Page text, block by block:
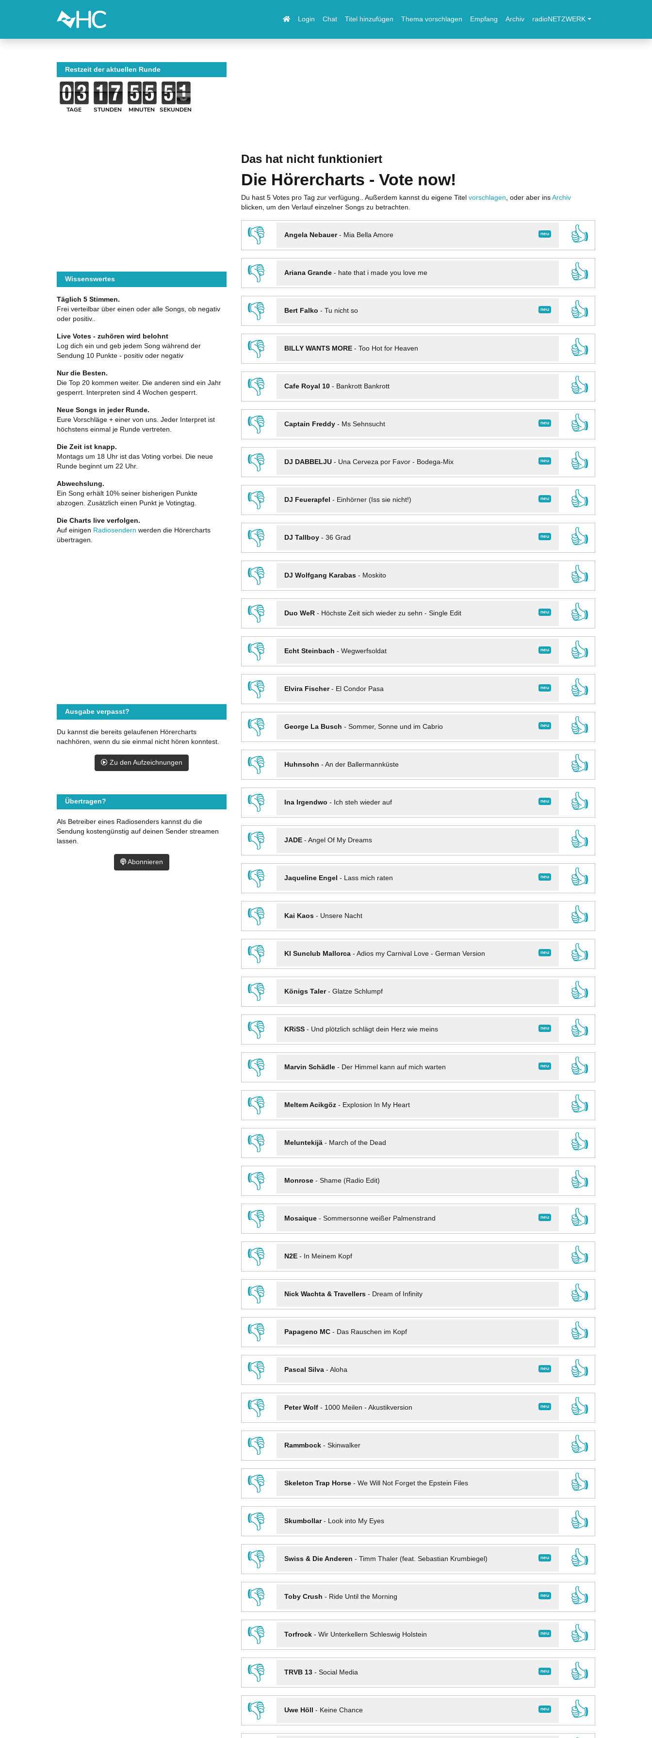
Login Chat Titel hinzufügen Thema vorschlagen Empfang Archiv radioNETZWERK
Das hat nicht funktioniert
Die Hörercharts - Vote now!
Du hast 5 Votes pro Tag zur verfügung.. Außerdem kannst du eigene Titel vorschlagen , oder aber ins Archiv
blicken, um den Verlauf einzelner Songs zu betrachten.
👎 neu
Angela Nebauer- Mia Bella Amore
👍
👎
Ariana Grande- hate that i made you love me
👍
👎
neu
Bert Falko - Tu nicht so
👍
👎
BILLY WANTS MORE- Too Hot for Heaven
👍
👎
Cafe Royal 10- Bankrott Bankrott
👍
👎
neu
Captain Freddy- Ms Sehnsucht
👍
👎
neu
DJ DABBELJU- Una Cerveza por Favor - Bodega-Mix
👍
👎
neu
DJ Feuerapfel - Einhörner (Iss sie nicht!)
👍
👎
neu
DJ Tallboy- 36 Grad
👍
👎
DJ Wolfgang Karabas- Moskito
👍
👎
neu
Duo WeR- Höchste Zeit sich wieder zu sehn - Single Edit
👍
👎
neu
Echt Steinbach - Wegwerfsoldat
👍
👎
neu
Elvira Fischer- El Condor Pasa
👍
👎
neu
George La Busch - Sommer, Sonne und im Cabrio
👍
👎
Huhnsohn - An der Ballermannküste
👍
👎
neu
Ina Irgendwo - Ich steh wieder auf
👍
👎
JADE- Angel Of My Dreams
👍
👎
neu
Jaqueline Engel - Lass mich raten
👍
👎
Kai Kaos- Unsere Nacht
👍
👎
neu
KI Sunclub Mallorca- Adios my Carnival Love - German Version
👍
👎
Königs Taler- Glatze Schlumpf
👍
👎
neu
KRiSS- Und plötzlich schlägt dein Herz wie meins
👍
👎
neu
Marvin Schädle- Der Himmel kann auf mich warten
👍
👎
Meltem Acikgöz- Explosion In My Heart
👍
👎
Meluntekijä- March of the Dead
👍
👎
Monrose- Shame (Radio Edit)
👍
👎
neu
Mosaique- Sommersonne weißer Palmenstrand
👍
👎
N2E- In Meinem Kopf
👍
👎
Nick Wachta & Travellers- Dream of Infinity
👍
👎
Papageno MC- Das Rauschen im Kopf
👍
👎
neu
Pascal Silva- Aloha
👍
👎
neu
Peter Wolf- 1000 Meilen - Akustikversion
👍
👎
Rammbock- Skinwalker
👍
👎
Skeleton Trap Horse- We Will Not Forget the Epstein Files
👍
👎
Skumbollar- Look into My Eyes
👍
👎
neu
Swiss & Die Anderen - Timm Thaler (feat. Sebastian Krumbiegel)
👍
👎
neu
Toby Crush - Ride Until the Morning
👍
👎
neu
Torfrock- Wir Unterkellern Schleswig Holstein
👍
👎
neu
TRVB 13- Social Media
👍
👎
neu
Uwe Höll - Keine Chance
👍
Restzeit der aktuellen Runde
TAGE STUNDEN MINUTEN SEKUNDEN
Wissenswertes
Täglich 5 Stimmen.
Frei verteilbar über einen oder alle Songs, ob negativ
oder positiv..
Live Votes - zuhören wird belohnt
Log dich ein und geb jedem Song während der
Sendung 10 Punkte - positiv oder negativ
Nur die Besten.
Die Top 20 kommen weiter. Die anderen sind ein Jahr
gesperrt. Interpreten sind 4 Wochen gesperrt.
Neue Songs in jeder Runde.
Eure Vorschläge + einer von uns. Jeder Interpret ist
höchstens einmal je Runde vertreten.
Die Zeit ist knapp.
Montags um 18 Uhr ist das Voting vorbei. Die neue
Runde beginnt um 22 Uhr.
Abwechslung.
Ein Song erhält 10% seiner bisherigen Punkte
abzogen. Zusätzlich einen Punkt je Votingtag.
Die Charts live verfolgen.
Auf einigen Radiosendern werden die Hörercharts
übertragen.
Ausgabe verpasst?
Du kannst die bereits gelaufenen Hörercharts
nachhören, wenn du sie einmal nicht hören konntest.
Zu den Aufzeichnungen
Übertragen?
Als Betreiber eines Radiosenders kannst du die
Sendung kostengünstig auf deinen Sender streamen
lassen.
Abonnieren